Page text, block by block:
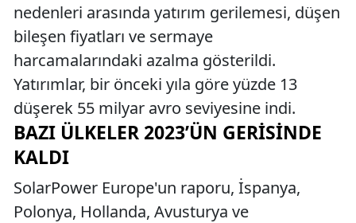
nedenleri arasında yatırım gerilemesi, düşen
bileşen fiyatları ve sermaye
harcamalarındaki azalma gösterildi.
Yatırımlar, bir önceki yıla göre yüzde 13
düşerek 55 milyar avro seviyesine indi.
BAZI ÜLKELER 2023’ÜN GERISINDE
KALDI
SolarPower Europe'un raporu, İspanya,
Polonya, Hollanda, Avusturya ve